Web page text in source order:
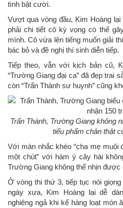
tình bật cười.
Vượt qua vòng đầu, Kim Hoàng
phải chi tiết cô kỳ vọng có thể
mình. Cô vừa lên tiếng muốn giải
bác bỏ và đề nghị thí sinh diễn tiếp.
Tiếp theo, vẫn với kịch bản cũ,
“Trường Giang đại ca” đã đẹp trai
còn “Trấn Thành sư huynh” cũng
Trấn Thành, Trường Giang không
tiểu phẩm chân thật
Với màn nhắc khéo “cha mẹ muội
một chút” với hàm ý cây hài
Trường Giang không thể nhịn
Ở vòng thi thứ 3, tiếp tục nói
ngày xưa, Kim Hoàng lại dễ
nghiêng ngả khi kể hàng loạt món